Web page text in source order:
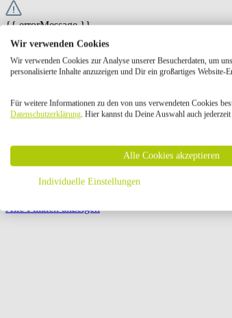
{{ errorMessage }}
{{
{{ store.label }}
Ausgewählt Auswählen Öffnungszeiten
Öffnungszeiten:
Seite {{ pagination.page }} von {{
Alle Filialen anzeigen
Wir verwenden Cookies
Wir verwenden Cookies zur Analyse unserer Besucherdaten, um
personalisierte Inhalte anzuzeigen und Dir ein großartiges Website-
Für weitere Informationen zu den von uns verwendeten Cookies
Datenschutzerklärung. Hier kannst du Deine Auswahl auch jederzeit
Alle Cookies akzeptieren
Individuelle Einstellungen